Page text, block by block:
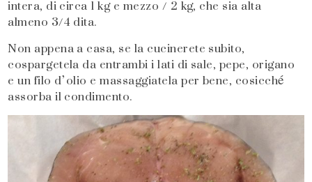
almeno 3/4 dita.
Non appena a casa, se la cucinerete subito,
cospargetela da entrambi i lati di sale, pepe, origano
e un filo d’olio e massaggiatela per bene, cosicché
assorba il condimento.